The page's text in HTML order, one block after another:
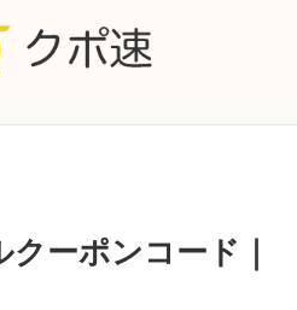
ーポンコード｜